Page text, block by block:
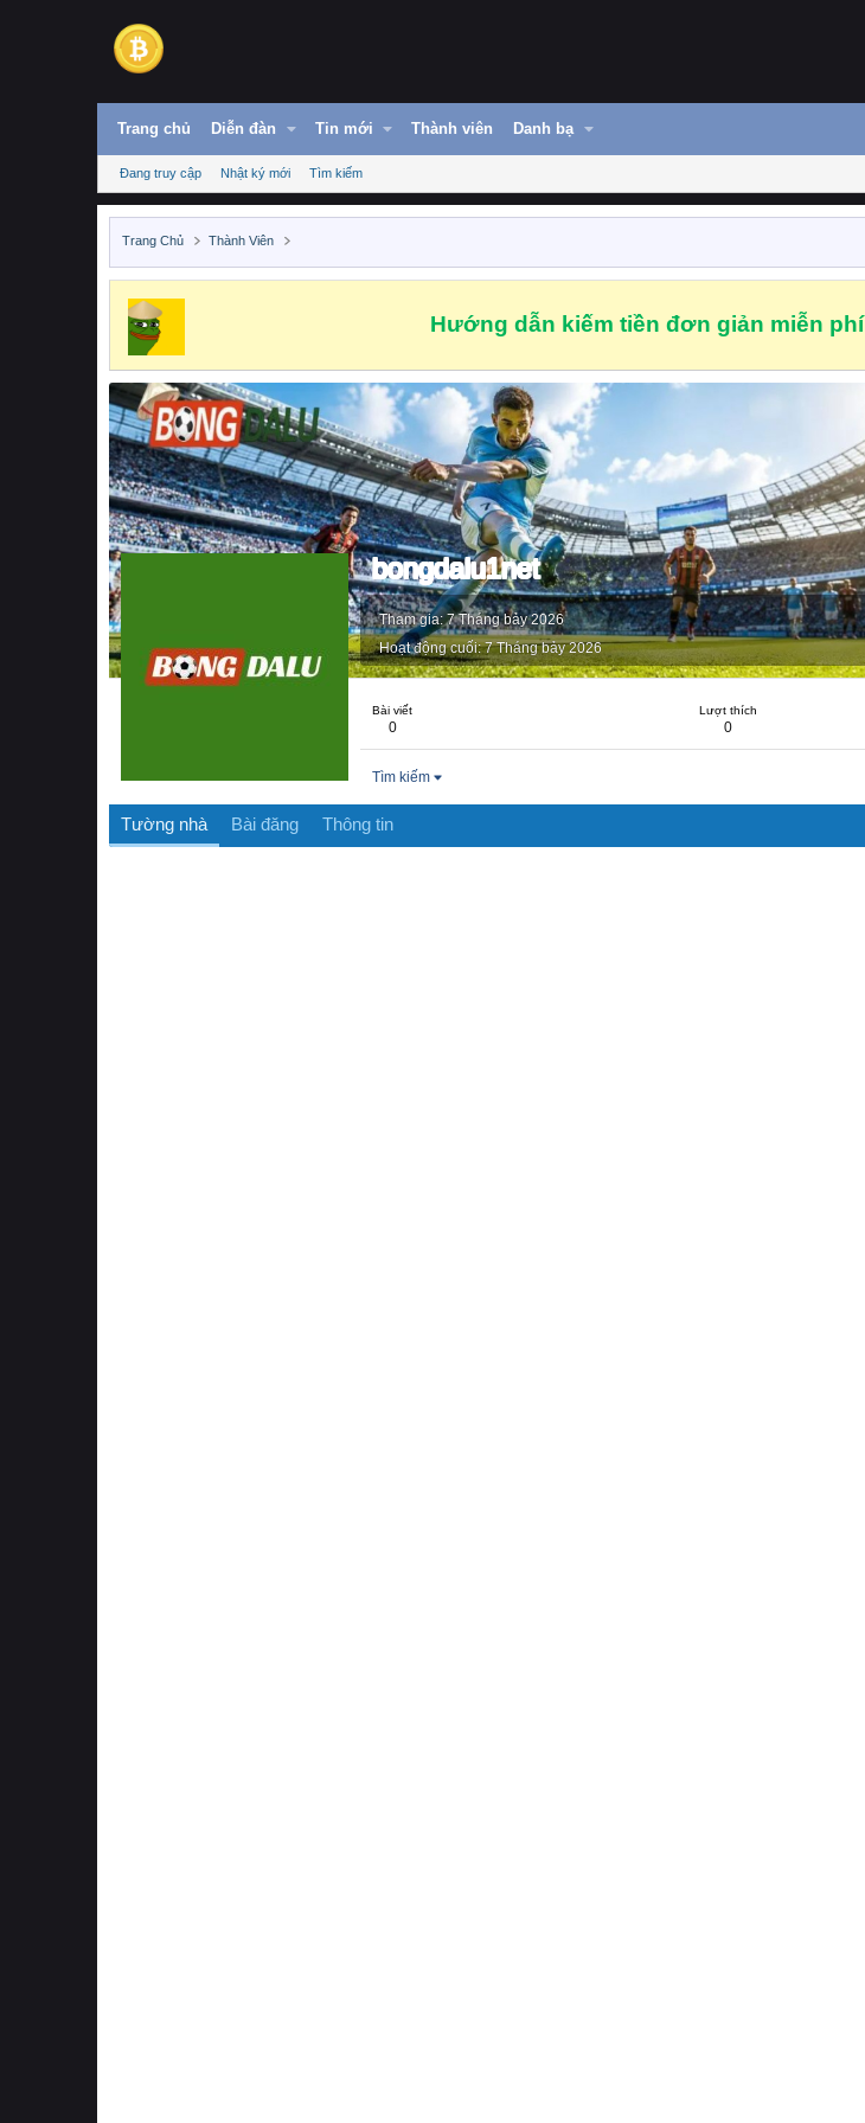
Trang chủ Diễn đàn Tin mới Thành viên Danh bạ
Đang truy cập Nhật ký mới Tìm kiếm
Trang Chủ Thành Viên
Hướng dẫn kiếm tiền đơn giản miễn phí
bongdalu1net
Tham gia 7 Tháng bảy 2026
Hoạt động cuối 7 Tháng bảy 2026
Bài viết
0
Lượt thích
0
Tìm kiếm
Tường nhà Bài đăng Thông tin